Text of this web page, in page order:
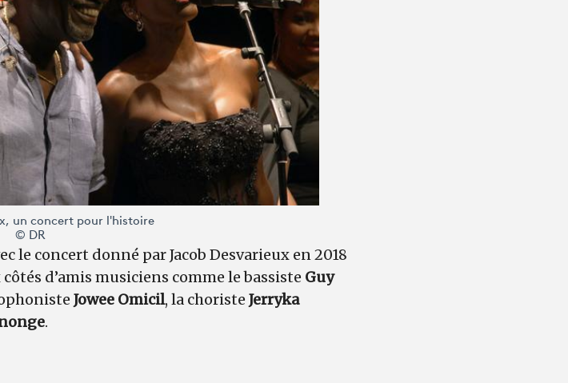
un concert pour l'histoire
© DR
le concert donné par Jacob Desvarieux en 2018
d’amis musiciens comme le bassiste Guy
Jowee Omicil, la choriste Jerryka
.